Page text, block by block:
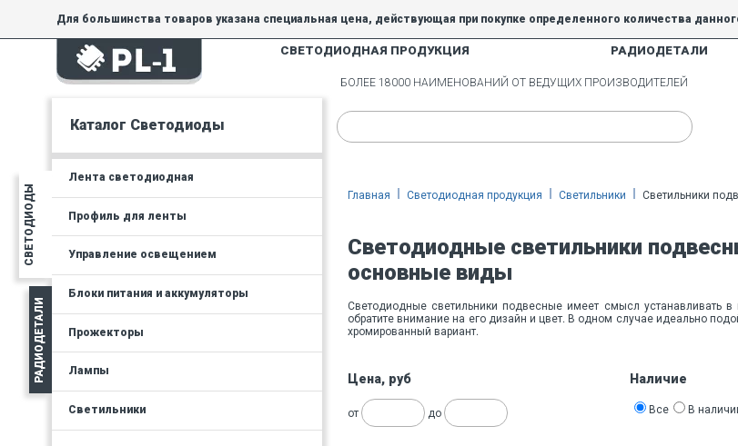
Для большинства товаров указана специальная цена, действующая при покупке определенного количества
товара.
На товары, купленные по специальной цене, общие скидки 5% и 10% не действуют.
СВЕТОДИОДНАЯ ПРОДУКЦИЯ РАДИОДЕТАЛИ
СВЕТОДИОДЫ
РАДИОДЕТАЛИ
Каталог Светодиоды
Лента светодиодная
Профиль для ленты
Управление освещением
Блоки питания и аккумуляторы
Прожекторы
Лампы
Светильники
БОЛЕЕ 18000 НАИМЕНОВАНИЙ ОТ ВЕДУЩИХ ПРОИЗВОДИТЕЛЕЙ
Главная Светодиодная продукция Светильники Светильники
Светодиодные светильники
основные виды
Светодиодные светильники подвесные имеет смысл устанавливать
обратите внимание на его дизайн и цвет. В одном случае идеально
хромированный вариант.
Цена, руб
от до
Наличие
Все В